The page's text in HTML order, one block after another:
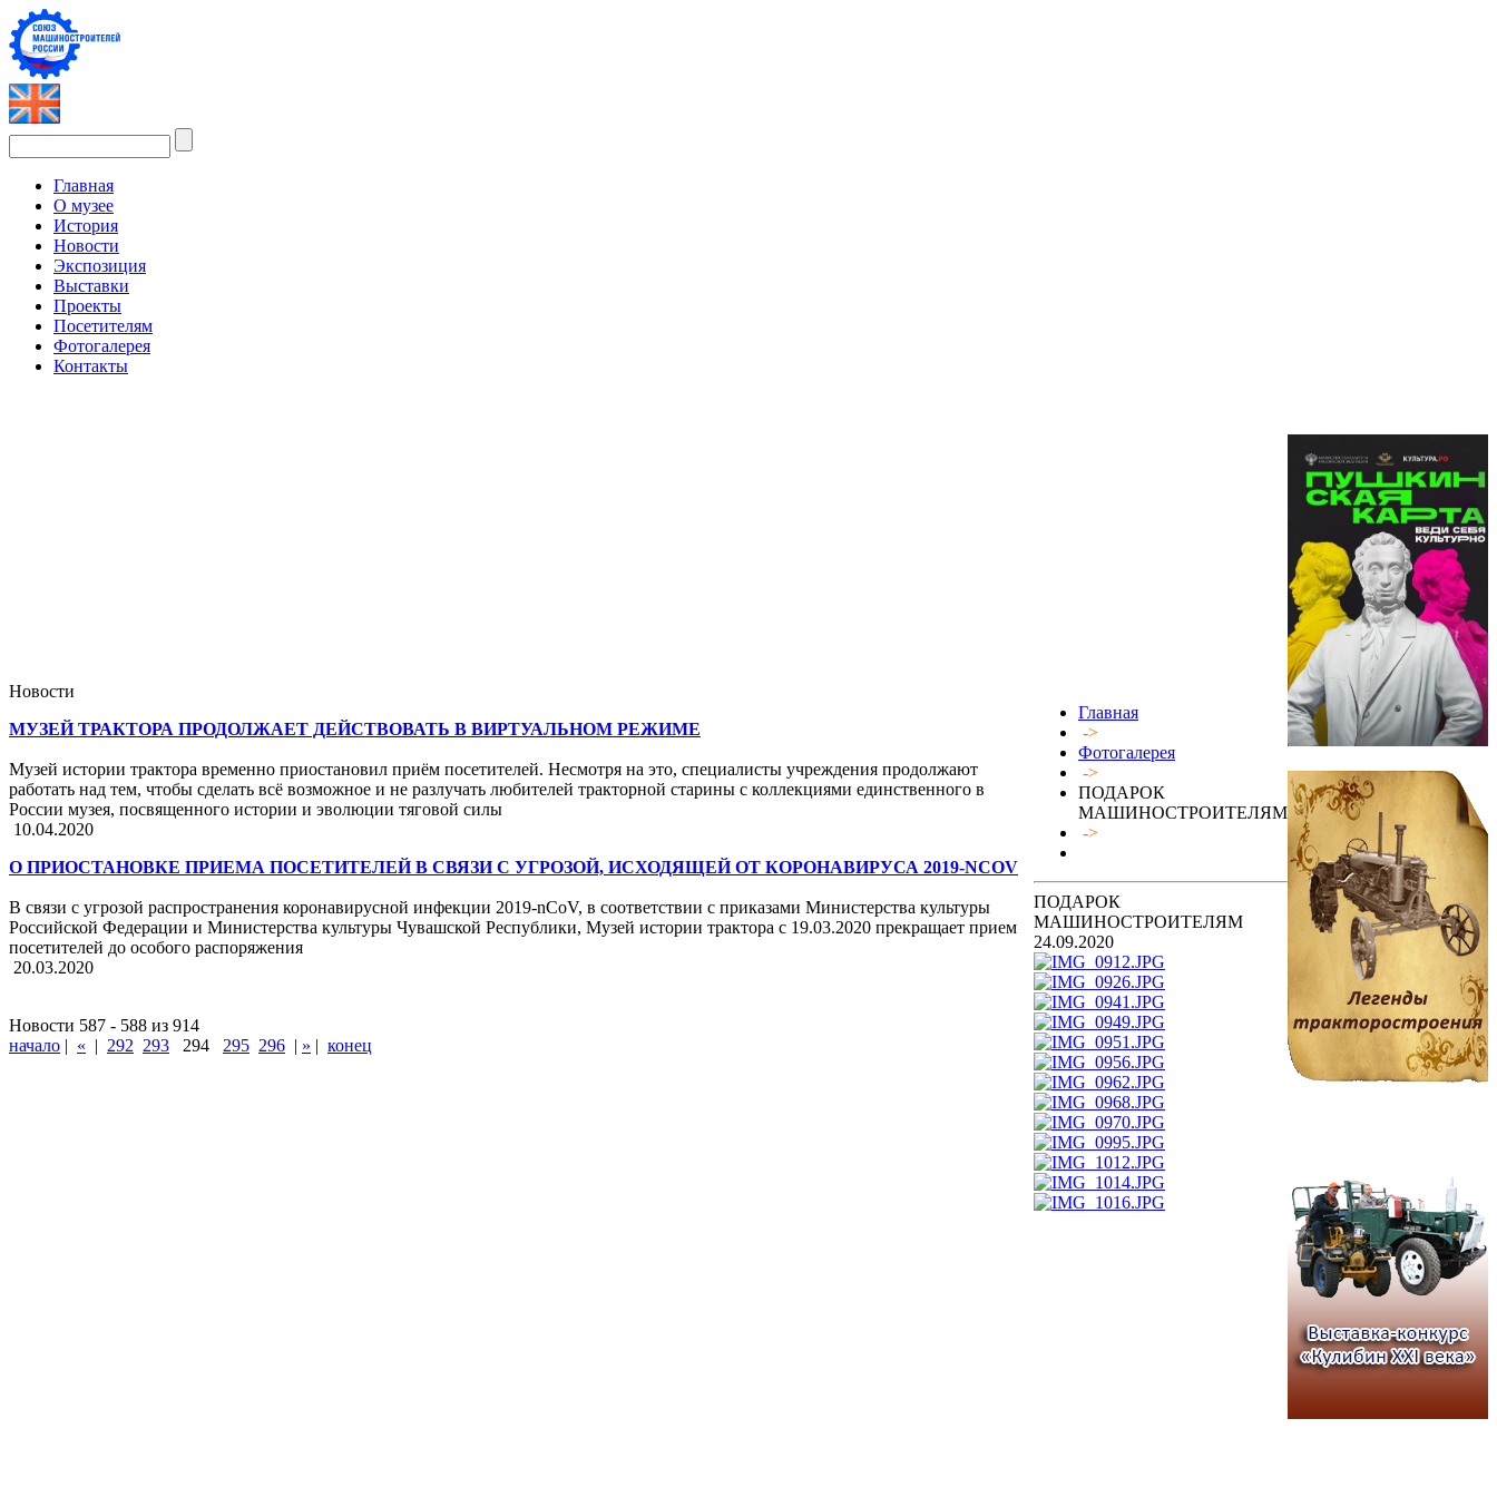
Главная
О музее
История
Новости
Экспозиция
Выставки
Проекты
Посетителям
Фотогалерея
Контакты
Новости
МУЗЕЙ ТРАКТОРА ПРОДОЛЖАЕТ ДЕЙСТВОВАТЬ В ВИРТУАЛЬНОМ РЕЖИМЕ
Музей истории трактора временно приостановил приём посетителей. Несмотря на это, специалисты учреждения продолжают
работать над тем, чтобы сделать всё возможное и не разлучать любителей тракторной старины с коллекциями единственного в
России музея, посвященного истории и эволюции тяговой силы
10.04.2020
О ПРИОСТАНОВКЕ ПРИЕМА ПОСЕТИТЕЛЕЙ В СВЯЗИ С УГРОЗОЙ, ИСХОДЯЩЕЙ ОТ КОРОНАВИРУСА 2019-NCOV
В связи с угрозой распространения коронавирусной инфекции 2019-nCoV, в соответствии с приказами Министерства культуры
Российской Федерации и Министерства культуры Чувашской Республики, Музей истории трактора с 19.03.2020 прекращает прием
посетителей до особого распоряжения
20.03.2020
Новости 587 - 588 из 914
начало | « | 292 293 294 295 296 | » | конец
Главная
->
Фотогалерея
->
ПОДАРОК
МАШИНОСТРОИТЕЛЯМ
->
ПОДАРОК
МАШИНОСТРОИТЕЛЯМ
24.09.2020